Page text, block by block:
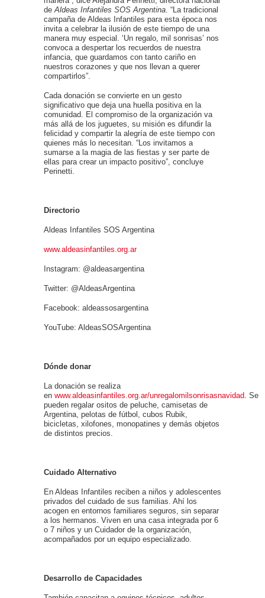
de Aldeas Infantiles SOS Argentina . “La tradicional
campaña de Aldeas Infantiles para esta época nos
invita a celebrar la ilusión de este tiempo de una
manera muy especial. ‘Un regalo, mil sonrisas’ nos
convoca a despertar los recuerdos de nuestra
infancia, que guardamos con tanto cariño en
nuestros corazones y que nos llevan a querer
compartirlos”.
Cada donación se convierte en un gesto
significativo que deja una huella positiva en la
comunidad. El compromiso de la organización va
más allá de los juguetes, su misión es difundir la
felicidad y compartir la alegría de este tiempo con
quienes más lo necesitan. “Los invitamos a
sumarse a la magia de las fiestas y ser parte de
ellas para crear un impacto positivo”, concluye
Perinetti.
Directorio
Aldeas Infantiles SOS Argentina
www.aldeasinfantiles.org.ar
Instagram: @aldeasargentina
Twitter: @AldeasArgentina
Facebook: aldeassosargentina
YouTube: AldeasSOSArgentina
Dónde donar
La donación se realiza
en www.aldeasinfantiles.org.ar/unregalomilsonrisasnavidad . Se
pueden regalar ositos de peluche, camisetas de
Argentina, pelotas de fútbol, cubos Rubik,
bicicletas, xilofones, monopatines y demás objetos
de distintos precios.
Cuidado Alternativo
En Aldeas Infantiles reciben a niños y adolescentes
privados del cuidado de sus familias. Ahí los
acogen en entornos familiares seguros, sin separar
a los hermanos. Viven en una casa integrada por 6
o 7 niños y un Cuidador de la organización,
acompañados por un equipo especializado.
Desarrollo de Capacidades